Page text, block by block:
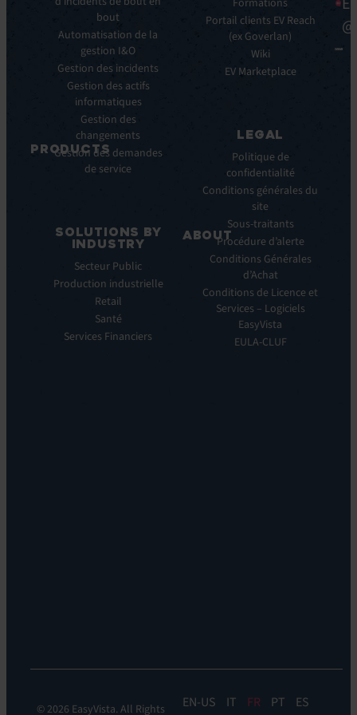
clés
Intégrations
Pulse
PRODUCTS
Monitoring:
Observe
Automations:
Orchestrate
bout
Automatisation de la
gestion I&O
Gestion des incidents
Gestion des actifs
informatiques
Gestion des
changements
Gestion des demandes
de service
SOLUTIONS BY
INDUSTRY
Secteur Public
Production industrielle
Retail
Santé
Services Financiers
Livres
Infographies
Brochures
Communiqués
presse
ABOUT
Qui
sommes
Notre
Portail clients EV Reach
(ex Goverlan)
Wiki
EV Marketplace
LEGAL
Politique de
confidentialité
Conditions générales du
site
Sous-traitants
Procédure d’alerte
Conditions Générales
d’Achat
Conditions de Licence et
Services – Logiciels
EasyVista
EULA-CLUF
© 2026 EasyVista. All Rights EN IT FR PT ES